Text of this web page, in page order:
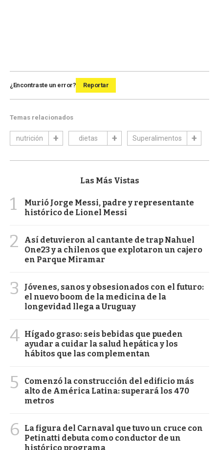
¿Encontraste un error? Reportar
Temas relacionados
nutrición dietas Superalimentos
Las Más Vistas
1
Murió Jorge Messi, padre y representante
histórico de Lionel Messi
2
Así detuvieron al cantante de trap Nahuel
One23 y a chilenos que explotaron un cajero
en Parque Miramar
3
Jóvenes, sanos y obsesionados con el futuro:
el nuevo boom de la medicina de la
longevidad llega a Uruguay
4 Hígado graso: seis bebidas que pueden
ayudar a cuidar la salud hepática y los
hábitos que las complementan
5
Comenzó la construcción del edificio más
alto de América Latina: superará los 470
metros
6
La figura del Carnaval que tuvo un cruce con
Petinatti debuta como conductor de un
histórico programa